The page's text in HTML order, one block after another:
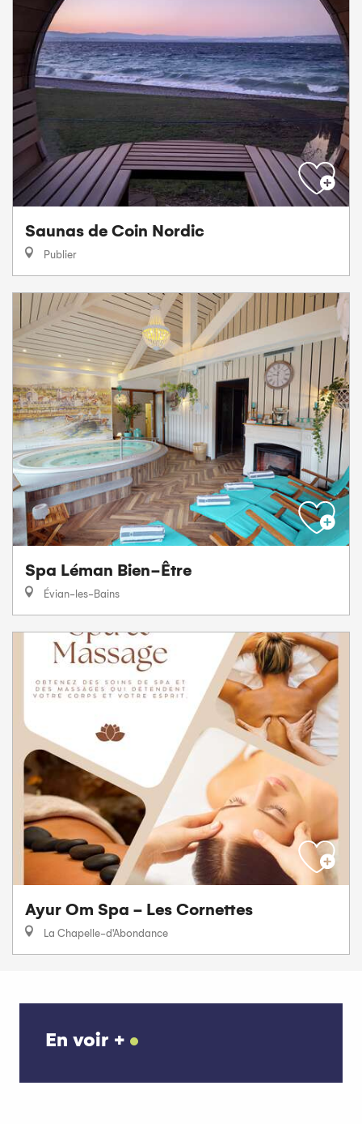
Saunas de Coin Nordic
Publier
Spa Léman Bien-Être
Évian-les-Bains
Ayur Om Spa - Les Cornettes
La Chapelle-d'Abondance
En voir +